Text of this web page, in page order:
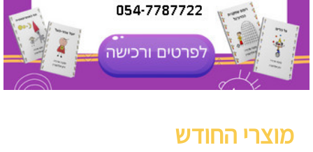
מוצרי החודש